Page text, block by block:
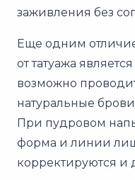
заживления без
Еще одним
от татуажа
возможно
натуральные
При пудровом
форма и линии
корректируются и